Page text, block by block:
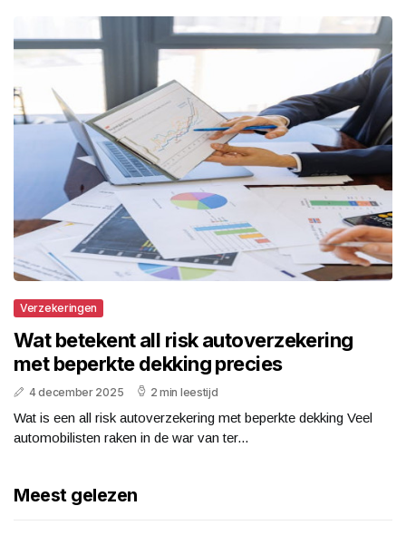
Verzekeringen
Wat betekent all risk autoverzekering
met beperkte dekking precies
4 december 2025 2 min leestijd
Wat is een all risk autoverzekering met beperkte dekking Veel
automobilisten raken in de war van ter...
Meest gelezen